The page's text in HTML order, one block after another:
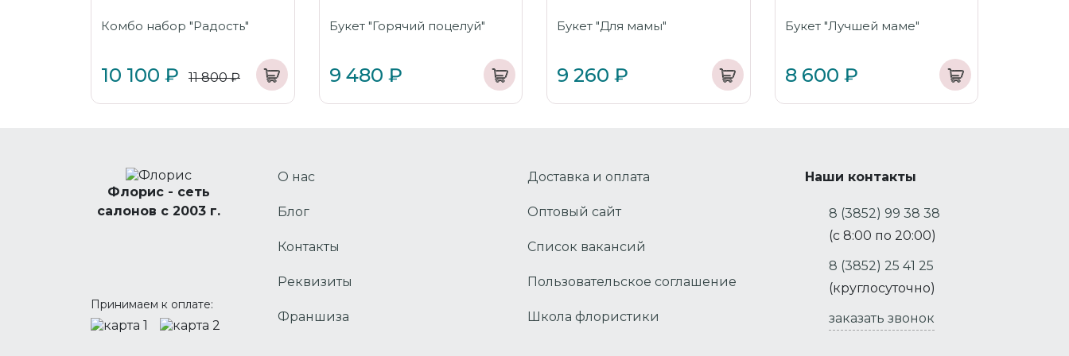
Комбо набор "Радость"
10 100 ₽ 11 800 ₽
Букет "Горячий поцелуй"
9 480 ₽
Букет "Для мамы"
9 260 ₽
Букет "Лучшей маме"
8 600 ₽
Флорис - сеть
салонов с 2003 г.
Принимаем к оплате:
О нас
Блог
Контакты
Реквизиты
Франшиза
Доставка и оплата
Оптовый сайт
Список вакансий
Пользовательское соглашение
Школа флористики
Наши контакты
8 (3852) 99 38 38
(с 8:00 по 20:00)
8 (3852) 25 41 25
(круглосуточно)
заказать звонок